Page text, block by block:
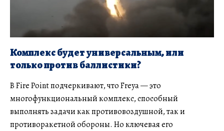
Комплекс будет универсальным, или
только против баллистики?
В Fire Point подчеркивают, что Freya — это
многофункциональный комплекс, способный
выполнять задачи как противовоздушной, так и
противоракетной обороны. Но ключевая его